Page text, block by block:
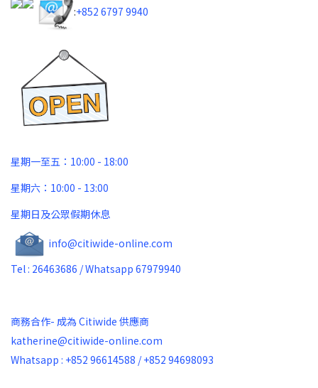
:+852 6797 9940​
星期一至五：10:00 - 18:00
星期六：10:00 - 13:00
星期日及公眾假期休息
info@citiwide-online.com
Tel : 26463686 / Whatsapp 67979940
商務合作- 成為 Citiwide 供應商
katherine@citiwide-online.com
Whatsapp : +852 96614588 / +852 94698093